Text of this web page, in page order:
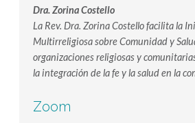
Dra. Zorina Costello
La Rev. Dra. Zorina Costello facilita la
Multirreligiosa sobre Comunidad y
organizaciones religiosas y
la integración de la fe y la salud en la
Zoom